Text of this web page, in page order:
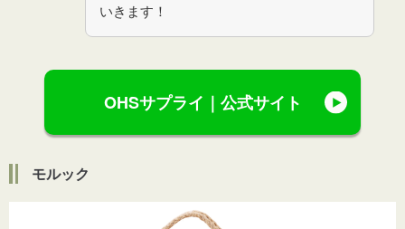
いきます！
OHSサプライ｜公式サイト
モルック